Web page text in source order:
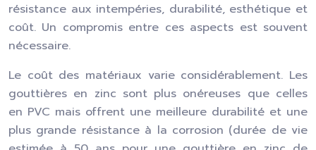
résistance aux intempéries, durabilité, esthétique et
coût. Un compromis entre ces aspects est souvent
nécessaire.
Le coût des matériaux varie considérablement. Les
gouttières en zinc sont plus onéreuses que celles
en PVC mais offrent une meilleure durabilité et une
plus grande résistance à la corrosion (durée de vie